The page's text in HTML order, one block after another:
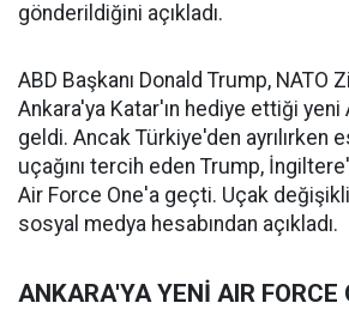
gönderildiğini açıkladı.
ABD Başkanı Donald Trump, NATO
Ankara'ya Katar'ın hediye ettiği yeni
geldi. Ancak Türkiye'den ayrılırken
uçağını tercih eden Trump,
Air Force One'a geçti. Uçak
sosyal medya hesabından açıkladı.
ANKARA'YA YENİ AIR FORCE